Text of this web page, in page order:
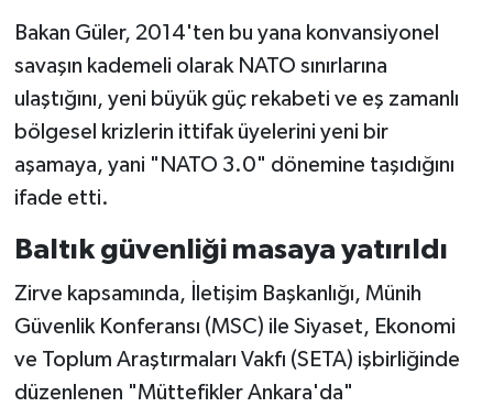
Bakan Güler, 2014'ten bu yana konvansiyonel
savaşın kademeli olarak NATO sınırlarına
ulaştığını, yeni büyük güç rekabeti ve eş zamanlı
bölgesel krizlerin ittifak üyelerini yeni bir
aşamaya, yani "NATO 3.0" dönemine taşıdığını
ifade etti.
Baltık güvenliği masaya yatırıldı
Zirve kapsamında, İletişim Başkanlığı, Münih
Güvenlik Konferansı (MSC) ile Siyaset, Ekonomi
ve Toplum Araştırmaları Vakfı (SETA) işbirliğinde
düzenlenen "Müttefikler Ankara'da"